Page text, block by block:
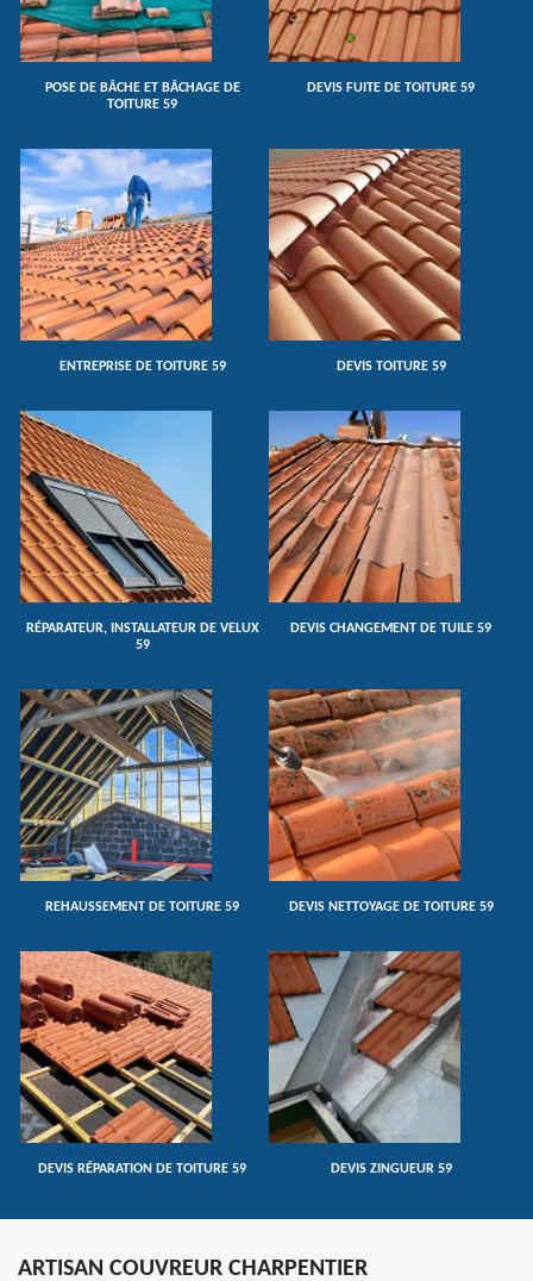
POSE DE BÂCHE ET BÂCHAGE DE
TOITURE 59
DEVIS FUITE DE TOITURE 59
ENTREPRISE DE TOITURE 59 DEVIS TOITURE 59
RÉPARATEUR, INSTALLATEUR DE VELUX
59
DEVIS CHANGEMENT DE TUILE 59
REHAUSSEMENT DE TOITURE 59 DEVIS NETTOYAGE DE TOITURE 59
DEVIS RÉPARATION DE TOITURE 59 DEVIS ZINGUEUR 59
ARTISAN COUVREUR CHARPENTIER